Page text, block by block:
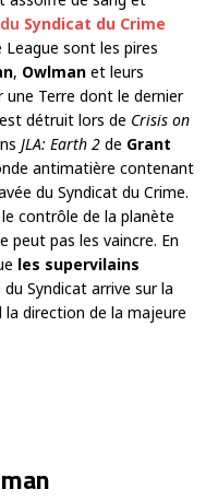
Syndicat du Crime
League sont les pires
, Owlman et leurs
Terre dont le dernier
détruit lors de Crisis on
JLA: Earth 2 de Grant
antimatière contenant
du Syndicat du Crime.
contrôle de la planète
peut pas les vaincre. En
les supervilains
Syndicat arrive sur la
la direction de la majeure